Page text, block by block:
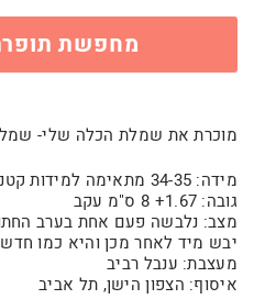
מחפשת
מוכרת את שמלת הכלה שלי- שמלה
מידה: 34-35 מתאימה למידות קטנות ובעלות חזה קטן
גובה: 1.67+ 8 ס"מ עקב
מצב: נלבשה פעם אחת בערב
יבש מיד לאחר מכן והיא כמו
מעצבת: ענבל רביב
איסוף: הצפון הישן, תל אביב